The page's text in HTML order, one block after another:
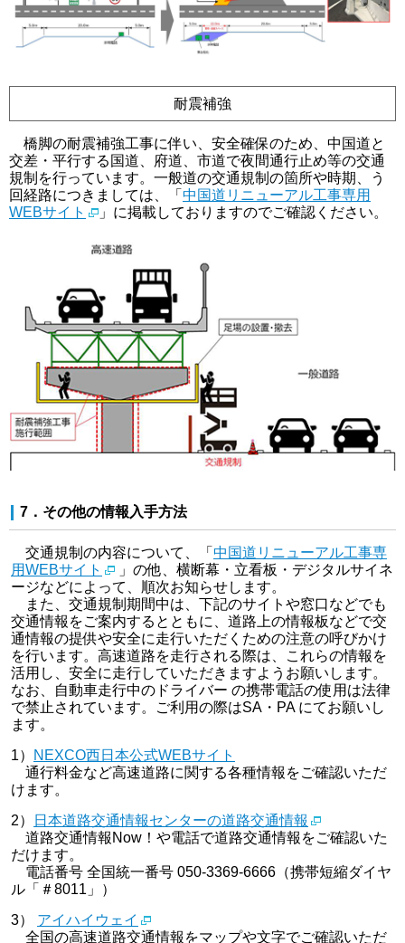
耐震補強
橋脚の耐震補強工事に伴い、安全確保のため、中国道と
交差・平行する国道、府道、市道で夜間通行止め等の交通
規制を行っています。一般道の交通規制の箇所や時期、う
回経路につきましては、「 中国道リニューアル工事専用
WEBサイト
」に掲載しておりますのでご確認ください。
7．その他の情報入手方法
交通規制の内容について、「 中国道リニューアル工事専
用WEBサイト
」の他、横断幕・立看板・デジタルサイネ
ージなどによって、順次お知らせします。
また、交通規制期間中は、下記のサイトや窓口などでも
交通情報をご案内するとともに、道路上の情報板などで交
通情報の提供や安全に走行いただくための注意の呼びかけ
を行います。高速道路を走行される際は、これらの情報を
活用し、安全に走行していただきますようお願いします。
なお、自動車走行中のドライバー の携帯電話の使用は法律
で禁止されています。ご利用の際はSA・PA にてお願いし
ます。
1）
NEXCO西日本公式WEBサイト
通行料金など高速道路に関する各種情報をご確認いただ
けます。
2）
日本道路交通情報センターの道路交通情報
道路交通情報Now！や電話で道路交通情報をご確認いた
だけます。
電話番号 全国統一番号 050-3369-6666（携帯短縮ダイヤ
ル「＃8011」）
3）
アイハイウェイ
全国の高速道路交通情報をマップや文字でご確認いただ